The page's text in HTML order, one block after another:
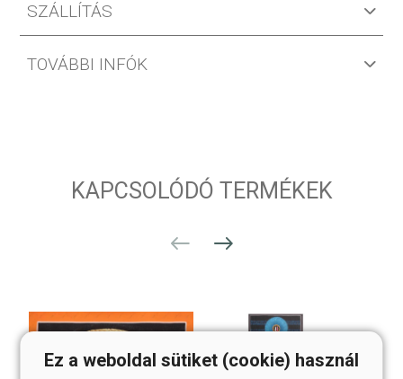
SZÁLLÍTÁS
TOVÁBBI INFÓK
KAPCSOLÓDÓ TERMÉKEK
Ez a weboldal sütiket (cookie) használ